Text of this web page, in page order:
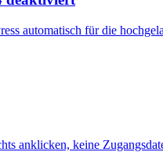
automatisch für die
anklicken, keine